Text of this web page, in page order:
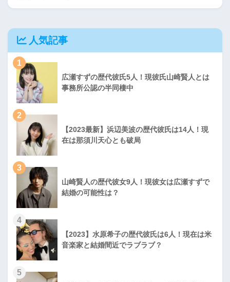
人気記事
1
広瀬すずの歴代彼氏5人！現彼氏山崎賢人とは
事務所公認の半同棲中
2
【2023最新】浜辺美波の歴代彼氏は14人！現
在は那須川天心とも破局
3
山崎賢人の歴代彼女9人！現彼女は広瀬すずで
結婚の可能性は？
4
【2023】水原希子の歴代彼氏は6人！現在は米
音楽家と結婚間近でラブラブ？
5